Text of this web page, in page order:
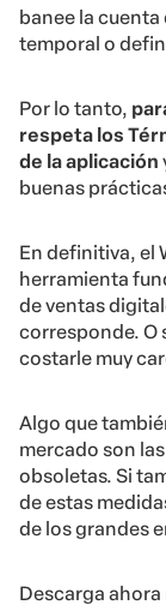
banee la
temporal o
Por lo tanto,
respeta los
de la aplicación
buenas
En definitiva, el
herramienta
de ventas
corresponde. O
costarle muy
Algo que
mercado son
obsoletas. Si
de estas
de los grandes
Descarga